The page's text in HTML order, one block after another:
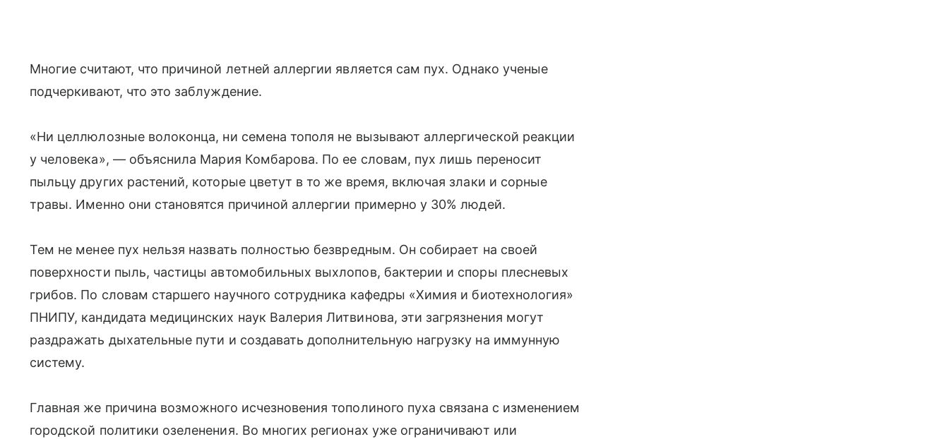
Многие считают, что причиной летней аллергии является сам пух. Однако ученые
подчеркивают, что это заблуждение.
«Ни целлюлозные волоконца, ни семена тополя не вызывают аллергической реакции
у человека», — объяснила Мария Комбарова. По ее словам, пух лишь переносит
пыльцу других растений, которые цветут в то же время, включая злаки и сорные
травы. Именно они становятся причиной аллергии примерно у 30% людей.
Тем не менее пух нельзя назвать полностью безвредным. Он собирает на своей
поверхности пыль, частицы автомобильных выхлопов, бактерии и споры плесневых
грибов. По словам старшего научного сотрудника кафедры «Химия и биотехнология»
ПНИПУ, кандидата медицинских наук Валерия Литвинова, эти загрязнения могут
раздражать дыхательные пути и создавать дополнительную нагрузку на иммунную
систему.
Главная же причина возможного исчезновения тополиного пуха связана с изменением
городской политики озеленения. Во многих регионах уже ограничивают или